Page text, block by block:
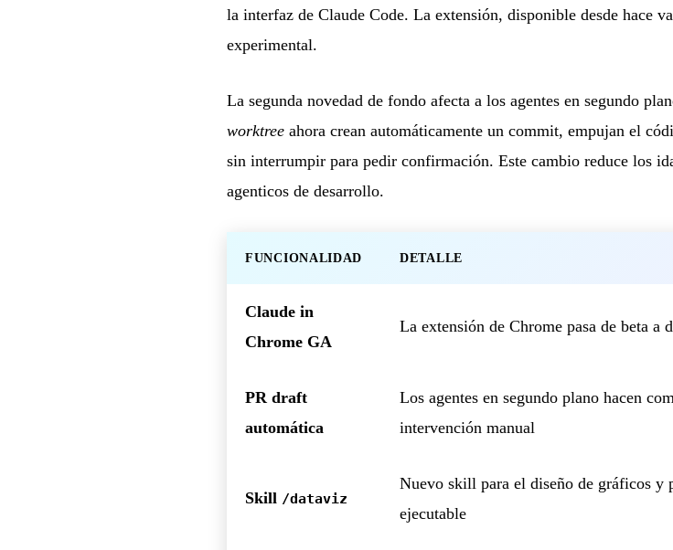
la interfaz de Claude Code. La extensión, disponible desde hace
experimental.
La segunda novedad de fondo afecta a los agentes en segundo
worktree ahora crean automáticamente un commit, empujan el
sin interrumpir para pedir confirmación. Este cambio reduce los
agenticos de desarrollo.
FUNCIONALIDAD DETALLE
Claude in
Chrome GA
La extensión de Chrome pasa de beta a
PR draft
automática
Los agentes en segundo plano hacen
intervención manual
Skill /dataviz
Nuevo skill para el diseño de gráficos y
ejecutable